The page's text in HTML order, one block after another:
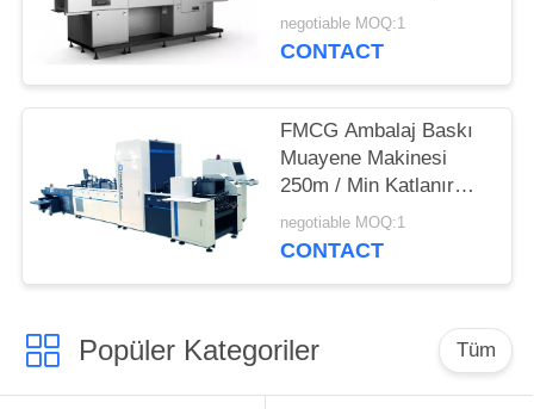
Otomatik Baskı
Muayene Makinesi
negotiable MOQ:1
CONTACT
FMCG Ambalaj Baskı
Muayene Makinesi
250m / Min Katlanır
Kartonlar İçin
negotiable MOQ:1
CONTACT
Popüler Kategoriler Tüm